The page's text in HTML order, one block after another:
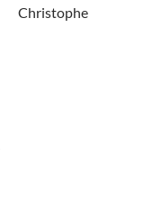
Christophe